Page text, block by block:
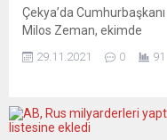
Çekya’da Cumhurbaşkanı
Milos Zeman, ekimde
(Birlikte) İttifakı’nın adayı
görevlendirdi. Prag’da bir
29.11.2021 0 91